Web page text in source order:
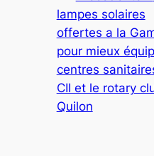
lampes solaires
offertes a la
pour mieux
centres
CII et le rotary
Quilon